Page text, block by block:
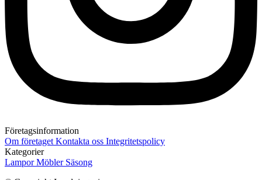
Företagsinformation
Om företaget Kontakta oss Integritetspolicy
Kategorier
LamporMöbler Säsong